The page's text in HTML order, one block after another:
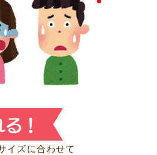
イズに合わせて